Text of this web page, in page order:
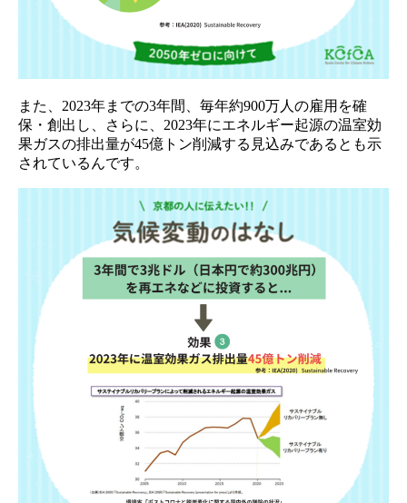
また、2023年までの3年間、毎年約900万人の雇用を確
保・創出し、さらに、2023年にエネルギー起源の温室効
果ガスの排出量が45億トン削減する見込みであるとも示
されているんです。